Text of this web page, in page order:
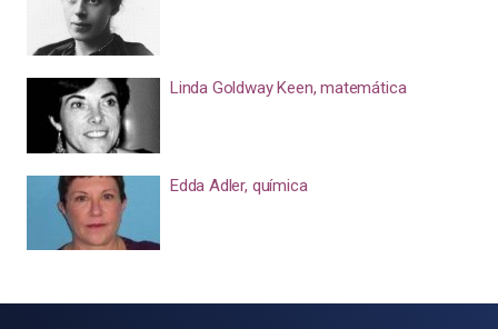
Linda Goldway Keen, matemática
Edda Adler, química